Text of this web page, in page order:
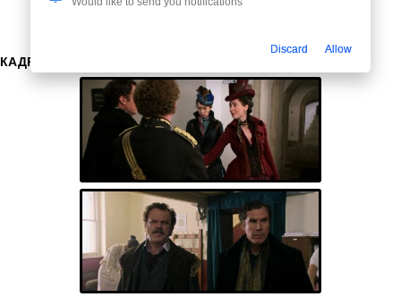
КАДРЫ:
Discard Allow